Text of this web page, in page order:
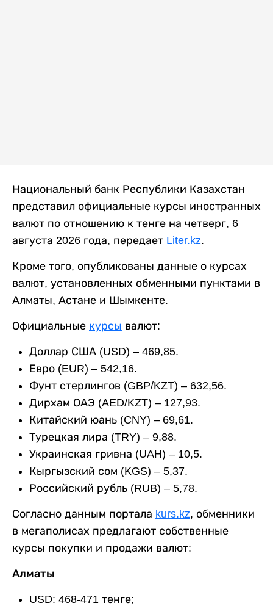
Национальный банк Республики Казахстан
представил официальные курсы иностранных
валют по отношению к тенге на четверг, 6
августа 2026 года, передает Liter.kz.
Кроме того, опубликованы данные о курсах
валют, установленных обменными пунктами в
Алматы, Астане и Шымкенте.
Официальные курсы валют:
Доллар США (USD) – 469,85.
Евро (EUR) – 542,16.
Фунт стерлингов (GBP/KZT) – 632,56.
Дирхам ОАЭ (AED/KZT) – 127,93.
Китайский юань (CNY) – 69,61.
Турецкая лира (TRY) – 9,88.
Украинская гривна (UAH) – 10,5.
Кыргызский сом (KGS) – 5,37.
Российский рубль (RUB) – 5,78.
Согласно данным портала kurs.kz, обменники
в мегаполисах предлагают собственные
курсы покупки и продажи валют:
Алматы
USD: 468-471 тенге;